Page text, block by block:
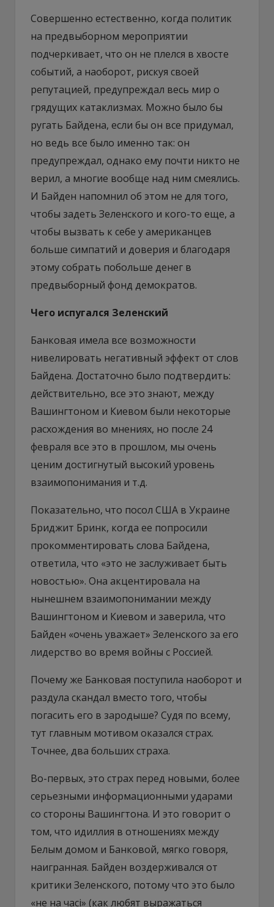
Совершенно естественно, когда политик
на предвыборном мероприятии
подчеркивает, что он не плелся в хвосте
событий, а наоборот, рискуя своей
репутацией, предупреждал весь мир о
грядущих катаклизмах. Можно было бы
ругать Байдена, если бы он все придумал,
но ведь все было именно так: он
предупреждал, однако ему почти никто не
верил, а многие вообще над ним смеялись.
И Байден напомнил об этом не для того,
чтобы задеть Зеленского и кого-то еще, а
чтобы вызвать к себе у американцев
больше симпатий и доверия и благодаря
этому собрать побольше денег в
предвыборный фонд демократов.
Чего испугался Зеленский
Банковая имела все возможности
нивелировать негативный эффект от слов
Байдена. Достаточно было подтвердить:
действительно, все это знают, между
Вашингтоном и Киевом были некоторые
расхождения во мнениях, но после 24
февраля все это в прошлом, мы очень
ценим достигнутый высокий уровень
взаимопонимания и т.д.
Показательно, что посол США в Украине
Бриджит Бринк, когда ее попросили
прокомментировать слова Байдена,
ответила, что «это не заслуживает быть
новостью». Она акцентировала на
нынешнем взаимопонимании между
Вашингтоном и Киевом и заверила, что
Байден «очень уважает» Зеленского за его
лидерство во время войны с Россией.
Почему же Банковая поступила наоборот и
раздула скандал вместо того, чтобы
погасить его в зародыше? Судя по всему,
тут главным мотивом оказался страх.
Точнее, два больших страха.
Во-первых, это страх перед новыми, более
серьезными информационными ударами
со стороны Вашингтона. И это говорит о
том, что идиллия в отношениях между
Белым домом и Банковой, мягко говоря,
наигранная. Байден воздерживался от
критики Зеленского, потому что это было
«не на часі» (как любят выражаться